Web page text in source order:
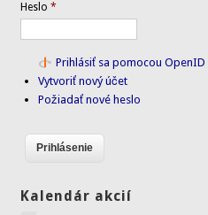
Heslo*
Prihlásiť sa pomocou OpenID
Vytvoriť nový účet
Požiadať nové heslo
Kalendár akcií